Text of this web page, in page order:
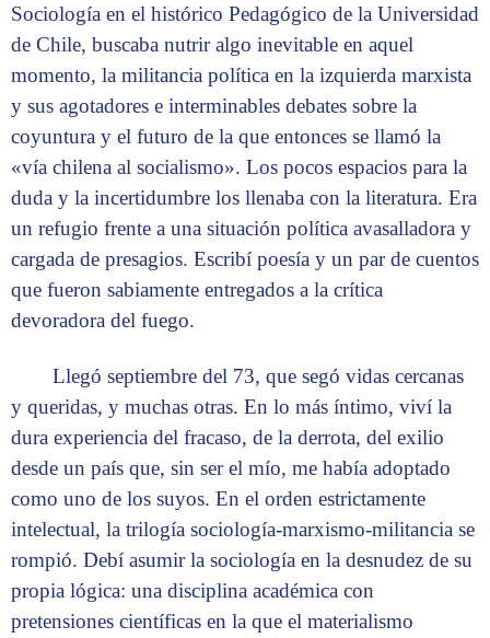
Sociología en el histórico Pedagógico de la Universidad
de Chile, buscaba nutrir algo inevitable en aquel
momento, la militancia política en la izquierda marxista
y sus agotadores e interminables debates sobre la
coyuntura y el futuro de la que entonces se llamó la
«vía chilena al socialismo». Los pocos espacios para la
duda y la incertidumbre los llenaba con la literatura. Era
un refugio frente a una situación política avasalladora y
cargada de presagios. Escribí poesía y un par de cuentos
que fueron sabiamente entregados a la crítica
devoradora del fuego.
Llegó septiembre del 73, que segó vidas cercanas
y queridas, y muchas otras. En lo más íntimo, viví la
dura experiencia del fracaso, de la derrota, del exilio
desde un país que, sin ser el mío, me había adoptado
como uno de los suyos. En el orden estrictamente
intelectual, la trilogía sociología-marxismo-militancia se
rompió. Debí asumir la sociología en la desnudez de su
propia lógica: una disciplina académica con
pretensiones científicas en la que el materialismo